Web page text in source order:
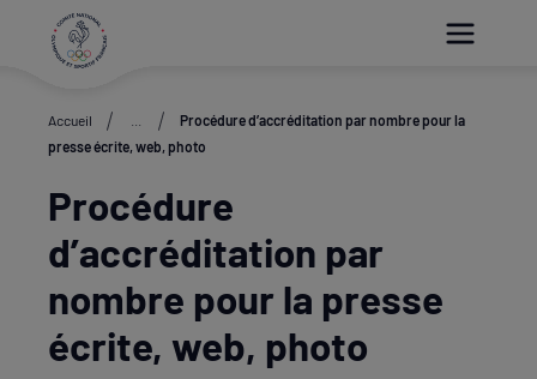
Accueil
Procédure d’accréditation par nombre pour la
presse écrite, web, photo
Procédure
d’accréditation par
nombre pour la presse
écrite, web, photo
Paramétrer les cookies